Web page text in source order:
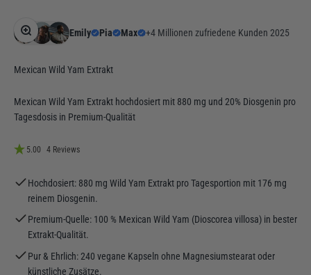
Bild vergrößern
Emily Pia Max +4 Millionen zufriedene Kunden 2025
Mexican Wild Yam Extrakt
Mexican Wild Yam Extrakt hochdosiert mit 880 mg und 20% Diosgenin pro
Tagesdosis in Premium-Qualität
5.00 4 Reviews
Hochdosiert: 880 mg Wild Yam Extrakt pro Tagesportion mit 176 mg
reinem Diosgenin.
Premium-Quelle: 100 % Mexican Wild Yam (Dioscorea villosa) in bester
Extrakt-Qualität.
Pur & Ehrlich: 240 vegane Kapseln ohne Magnesiumstearat oder
künstliche Zusätze.